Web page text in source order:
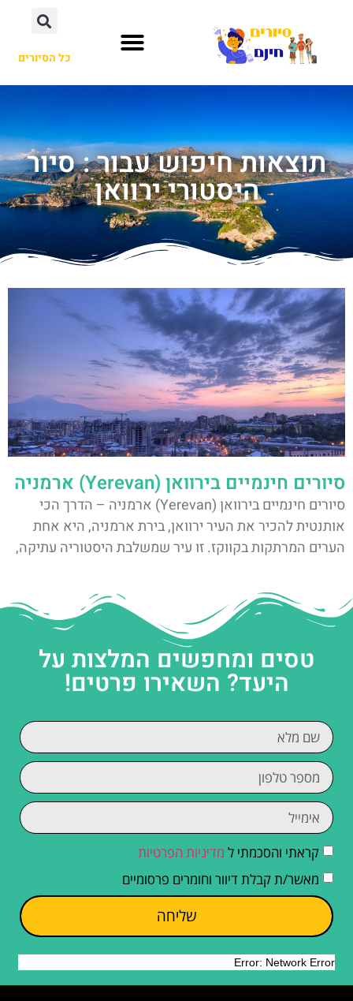
כל הסיורים
תוצאות חיפוש עבור : סיור
היסטורי ירוואן
סיורים חינמיים בירוואן (Yerevan) ארמניה
סיורים חינמיים בירוואן (Yerevan) ארמניה – הדרך הכי
אותנטית להכיר את העיר ירוואן, בירת ארמניה, היא אחת
הערים המרתקות בקווקז. זו עיר שמשלבת היסטוריה עתיקה,
טסים ומחפשים המלצות על
היעד? השאירו פרטים!
קראתי והסכמתי ל מדיניות הפרטיות
מאשר/ת קבלת דיוור וחומרים פרסומיים
שליחה